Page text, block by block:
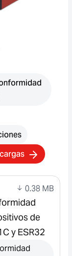
0.38 MB
de
y ESR32